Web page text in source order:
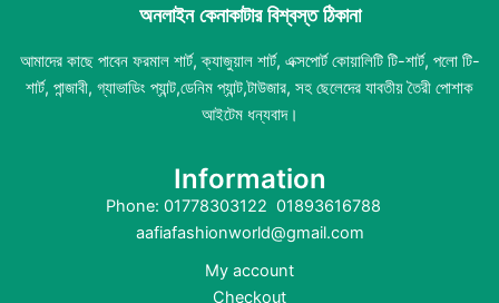
অনলাইন কেনাকাটার বিশ্বস্ত ঠিকানা
আমাদের কাছে পাবেন ফরমাল শার্ট, ক্যাজুয়াল শার্ট, এক্সপোর্ট কোয়ালিটি টি-শার্ট, পলো টি-
শার্ট, পান্জাবী, গ্যাভাডিং প্যান্ট,ডেনিম প্যান্ট,টাউজার, সহ ছেলেদের যাবতীয় তৈরী পোশাক
আইটেম ধন্যবাদ।
Information
Phone: 01778303122 01893616788
aafiafashionworld@gmail.com
My account
Checkout